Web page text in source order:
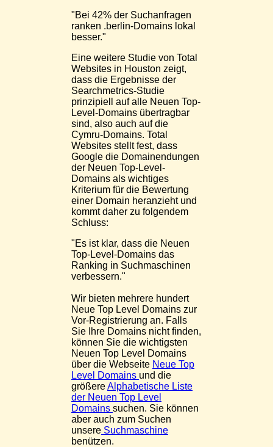
"Bei 42% der Suchanfragen
ranken .berlin-Domains lokal
besser."
Eine weitere Studie von Total
Websites in Houston zeigt,
dass die Ergebnisse der
Searchmetrics-Studie
prinzipiell auf alle Neuen Top-
Level-Domains übertragbar
sind, also auch auf die
Cymru-Domains. Total
Websites stellt fest, dass
Google die Domainendungen
der Neuen Top-Level-
Domains als wichtiges
Kriterium für die Bewertung
einer Domain heranzieht und
kommt daher zu folgendem
Schluss:
"Es ist klar, dass die Neuen
Top-Level-Domains das
Ranking in Suchmaschinen
verbessern."
Wir bieten mehrere hundert
Neue Top Level Domains zur
Vor-Registrierung an. Falls
Sie Ihre Domains nicht finden,
können Sie die wichtigsten
Neuen Top Level Domains
über die Webseite Neue Top
Level Domains und die
größereAlphabetische Liste
der Neuen Top Level
Domains suchen. Sie können
aber auch zum Suchen
unsere Suchmaschine
benützen.